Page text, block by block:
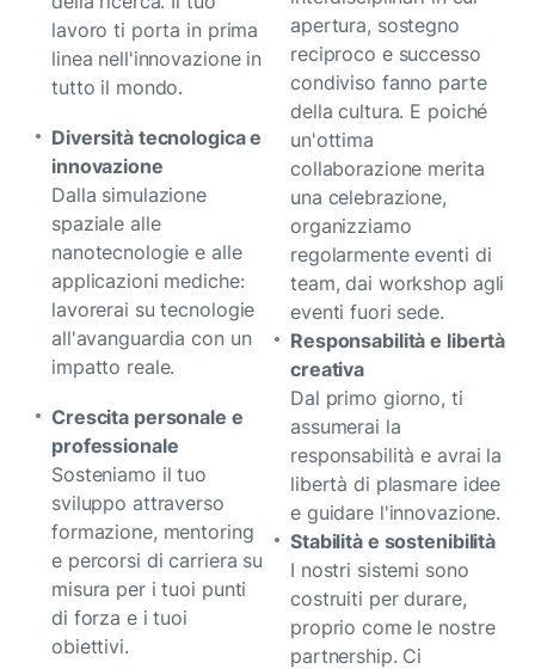
lavoro ti porta in prima
linea nell'innovazione in
tutto il mondo.
Diversità tecnologica e
innovazione
Dalla simulazione
spaziale alle
nanotecnologie e alle
applicazioni mediche:
lavorerai su tecnologie
all'avanguardia con un
impatto reale.
Crescita personale e
professionale
Sosteniamo il tuo
sviluppo attraverso
formazione, mentoring
e percorsi di carriera su
misura per i tuoi punti
di forza e i tuoi
obiettivi.
apertura, sostegno
reciproco e successo
condiviso fanno parte
della cultura. E poiché
un'ottima
collaborazione merita
una celebrazione,
organizziamo
regolarmente eventi di
team, dai workshop agli
eventi fuori sede.
Responsabilità e libertà
creativa
Dal primo giorno, ti
assumerai la
responsabilità e avrai la
libertà di plasmare idee
e guidare l'innovazione.
Stabilità e sostenibilità
I nostri sistemi sono
costruiti per durare,
proprio come le nostre
partnership. Ci